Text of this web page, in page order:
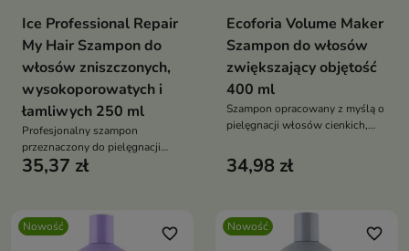
Ice Professional Repair
My Hair Szampon do
włosów zniszczonych,
wysokoporowatych i
łamliwych 250 ml
Profesjonalny szampon
przeznaczony do pielęgnacji
włosów osłabionych,
35,37 zł
Ecoforia Volume Maker
Szampon do włosów
zwiększający objętość
400 ml
Szampon opracowany z myślą o
pielęgnacji włosów cienkich,
objętości.
34,98 zł
Nowość favorite_border Nowość favorite_border